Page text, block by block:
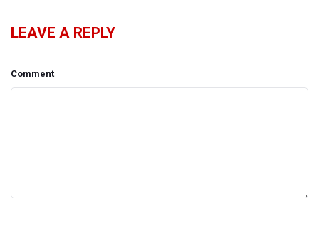
LEAVE A REPLY
Comment